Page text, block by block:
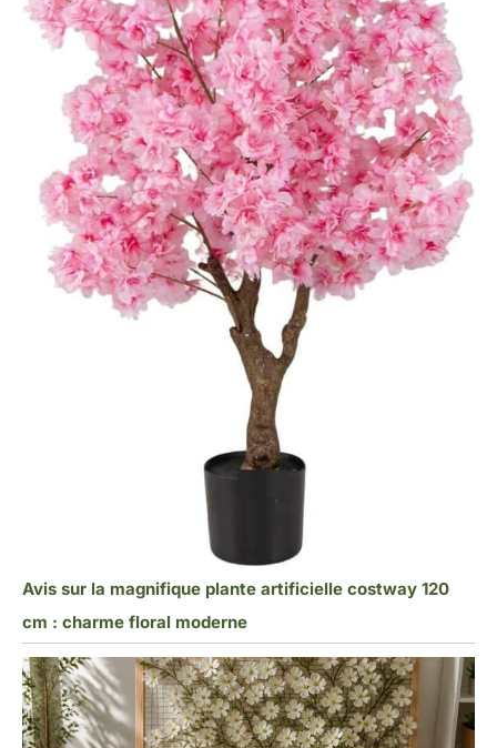
Avis sur la magnifique plante artificielle costway 120
cm : charme floral moderne